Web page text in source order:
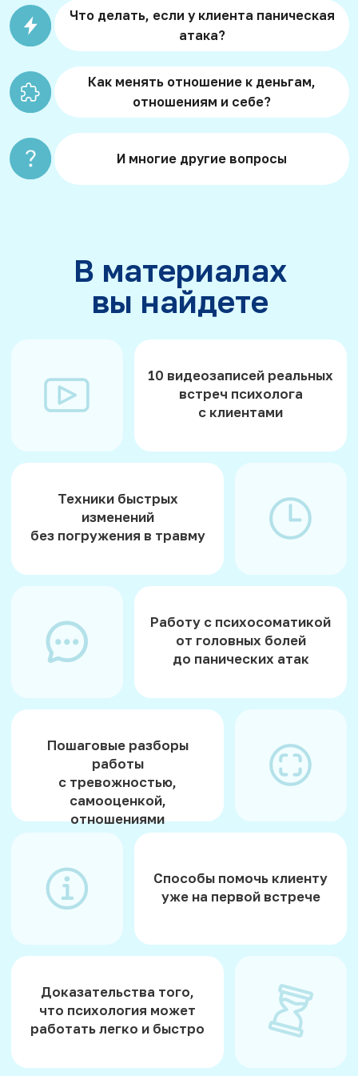
Техники быстрых
без погружения в травму
самооценкой,
отношениями
Работу с психосоматикой
до панических атак
Доказательства того,
что психология может
Способы помочь клиенту
Вот несколько
реальных историй
Каждая история сопровождается
подробным разбором
и практическими рекомендациями
Трансформация
отношений
От острой боли
к комфорту
за 15 минут
за 7 минут
Избавление
за 3 минуты